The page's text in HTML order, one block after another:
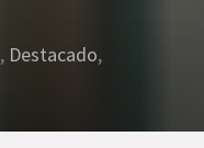
, Destacado,